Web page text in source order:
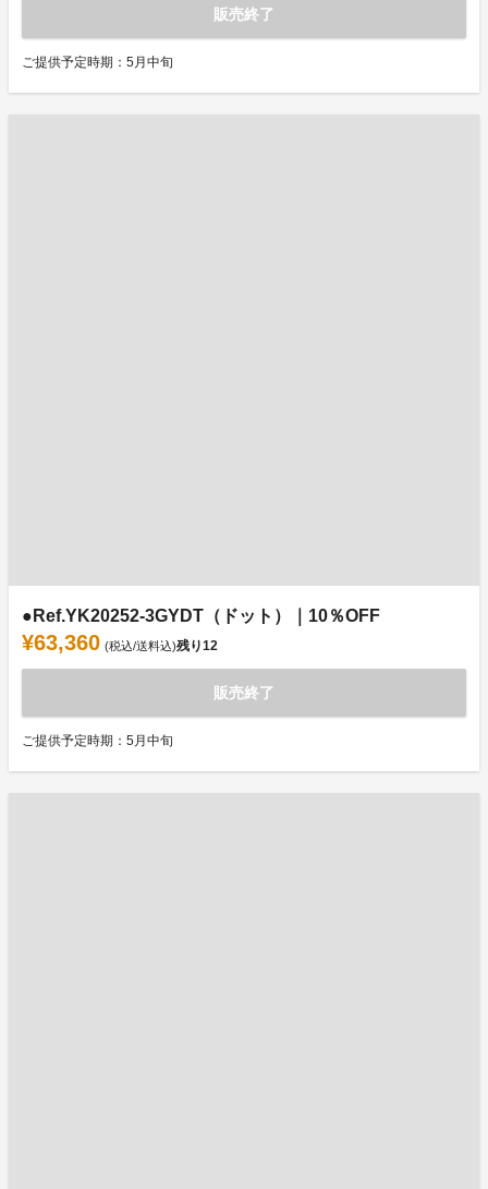
販売終了
ご提供予定時期：5月中旬
●Ref.YK20252-3GYDT（ドット）｜10％OFF
¥63,360 (税込/送料込)残り12
販売終了
ご提供予定時期：5月中旬